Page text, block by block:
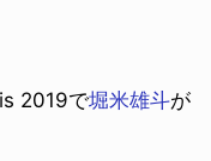
2019で堀米雄斗が